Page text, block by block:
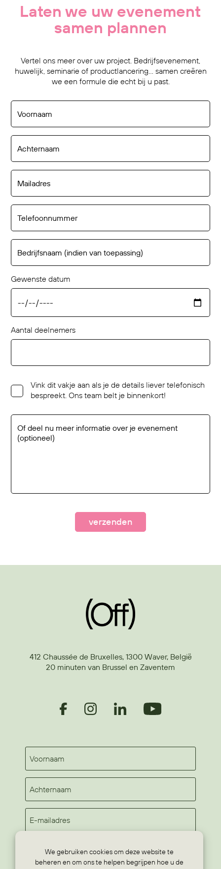
Laten we uw evenement
samen plannen
Vertel ons meer over uw project. Bedrijfsevenement,
huwelijk, seminarie of productlancering… samen creëren
we een formule die echt bij u past.
Gewenste datum
Aantal deelnemers
Vink dit vakje aan als je de details liever telefonisch
bespreekt. Ons team belt je binnenkort!
verzenden
412 Chaussée de Bruxelles, 1300 Waver, België
20 minuten van Brussel en Zaventem
abonneren op de nieuwsbrief
We gebruiken cookies om deze website te
beheren en om ons te helpen begrijpen hoe u de